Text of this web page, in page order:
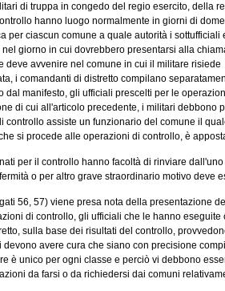
di truppa in congedo del regio esercito, della
hanno luogo normalmente in giorni di
ciascun comune a quale autorità i sottufficiali
giorno in cui dovrebbero presentarsi alla
avvenire nel comune in cui il militare risiede
i comandanti di distretto compilano
manifesto, gli ufficiali prescelti per le
di cui all'articolo precedente, i militari debbono
assiste un funzionario del comune il
si procede alle operazioni di controllo, è
per il controllo hanno facoltà di rinviare
o per altro grave straordinario motivo deve
56, 57) viene presa nota della presentazione
di controllo, gli ufficiali che le hanno eseguite
sulla base dei risultati del controllo,
avere cura che siano con precisione
unico per ogni classe e perciò vi debbono
da farsi o da richiedersi dai comuni